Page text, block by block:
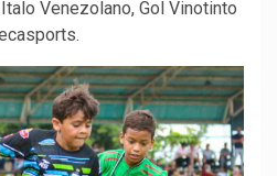
Venezolano, Gol Vinotinto